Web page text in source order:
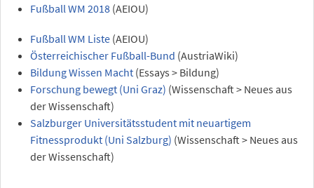
Fußball WM 2018 (AEIOU)
Fußball WM Liste (AEIOU)
Österreichischer Fußball-Bund (AustriaWiki)
Bildung Wissen Macht (Essays > Bildung)
Forschung bewegt (Uni Graz) (Wissenschaft > Neues aus
der Wissenschaft)
Salzburger Universitätsstudent mit neuartigem
Fitnessprodukt (Uni Salzburg) (Wissenschaft > Neues aus
der Wissenschaft)